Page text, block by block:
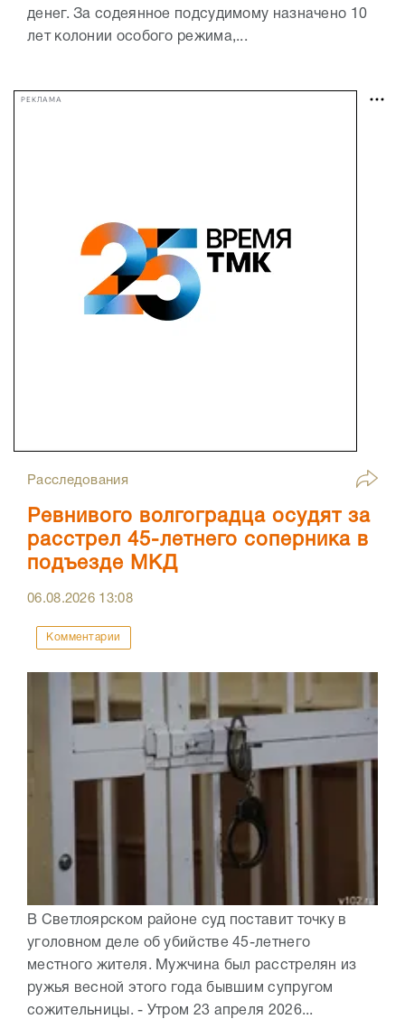
денег. За содеянное подсудимому назначено 10
лет колонии особого режима,...
РЕКЛАМА
Расследования
Ревнивого волгоградца осудят за
расстрел 45-летнего соперника в
подъезде МКД
06.08.2026 13:08
Комментарии
В Светлоярском районе суд поставит точку в
уголовном деле об убийстве 45-летнего
местного жителя. Мужчина был расстрелян из
ружья весной этого года бывшим супругом
сожительницы. - Утром 23 апреля 2026...